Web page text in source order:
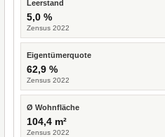
Leerstand
5,0 %
Zensus 2022
Eigentümerquote
62,9 %
Zensus 2022
Ø Wohnfläche
104,4 m²
Zensus 2022